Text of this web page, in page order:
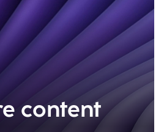
content